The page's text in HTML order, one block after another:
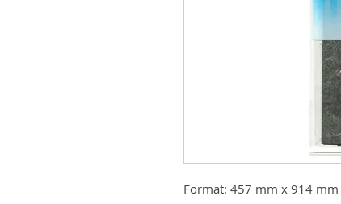
Format: 457 mm x 914 mm